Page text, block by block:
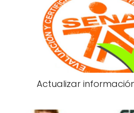
Actualizar información